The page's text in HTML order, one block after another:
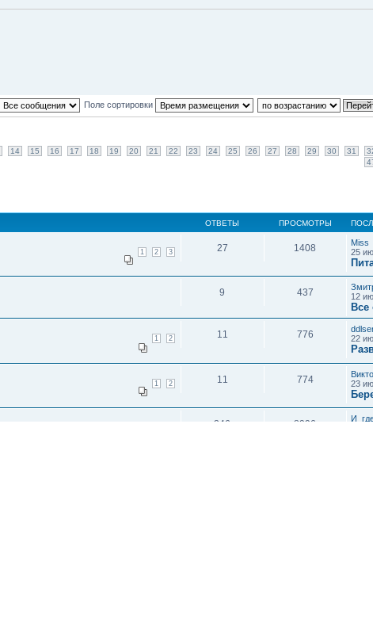
Поле сортировки
14 15 16 17 18 19 20 21 22 23 24 25 26 27 28 29 30 31
ОТВЕТЫ ПРОСМОТРЫ
1 2 3 27 1408
Miss
25
9 437
12
Все
1 2 11 776
22
1 2 11 774
23
246 8996